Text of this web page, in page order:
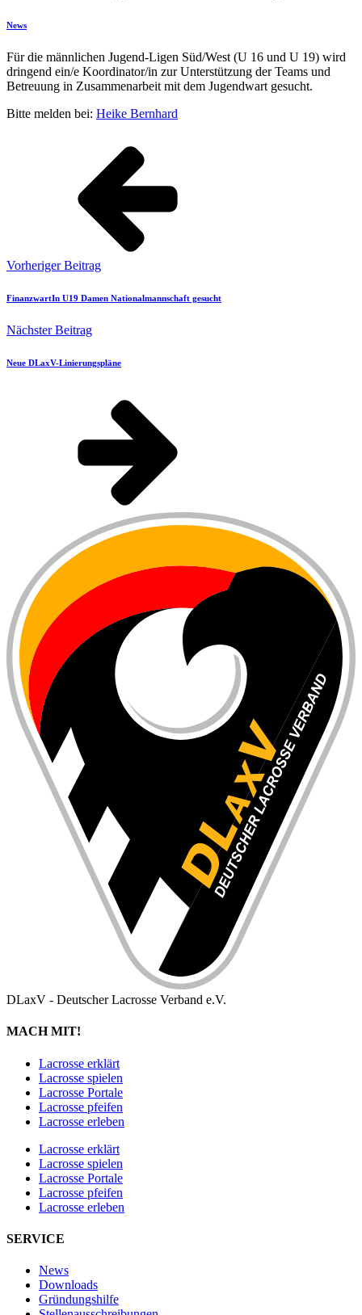
News
Für die männlichen Jugend-Ligen Süd/West (U 16 und U 19) wird
dringend ein/e Koordinator/in zur Unterstützung der Teams und
Betreuung in Zusammenarbeit mit dem Jugendwart gesucht.
Bitte melden bei: Heike Bernhard
Vorheriger Beitrag
FinanzwartIn U19 Damen Nationalmannschaft gesucht
Nächster Beitrag
Neue DLaxV-Linierungspläne
DLaxV - Deutscher Lacrosse Verband e.V.
MACH MIT!
Lacrosse erklärt
Lacrosse spielen
Lacrosse Portale
Lacrosse pfeifen
Lacrosse erleben
Lacrosse erklärt
Lacrosse spielen
Lacrosse Portale
Lacrosse pfeifen
Lacrosse erleben
SERVICE
News
Downloads
Gründungshilfe